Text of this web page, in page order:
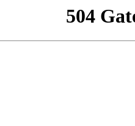
504